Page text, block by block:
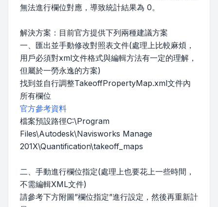
無法進行欄位對應，導致統計結果為 0。
解決方案：目前官方提供下列兩種建議方案
一、匯出並手動修改對照表文件(處理上比較麻煩，
用戶必須對xml文件格式與編輯方法有一定的理解，
但屬於一勞永逸的方案)
找到並自行調整TakeoffPropertyMap.xml文件內
所有欄位
官方參考資料
檔案預設路徑C:\Program
Files\Autodesk\Navisworks Manage
201X\Quantification\takeoff_maps
二、手動進行欄位指定(處理上也要花上一些時間，
不需編輯XML文件)
請參考下方附圖”欄位指定”進行設定，然後再重新計